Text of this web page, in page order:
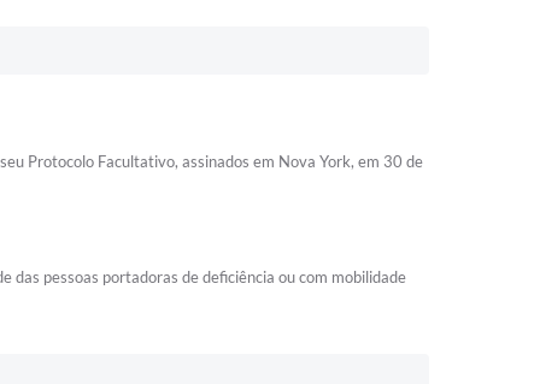
Protocolo Facultativo, assinados em Nova York, em 30 de
das pessoas portadoras de deficiência ou com mobilidade